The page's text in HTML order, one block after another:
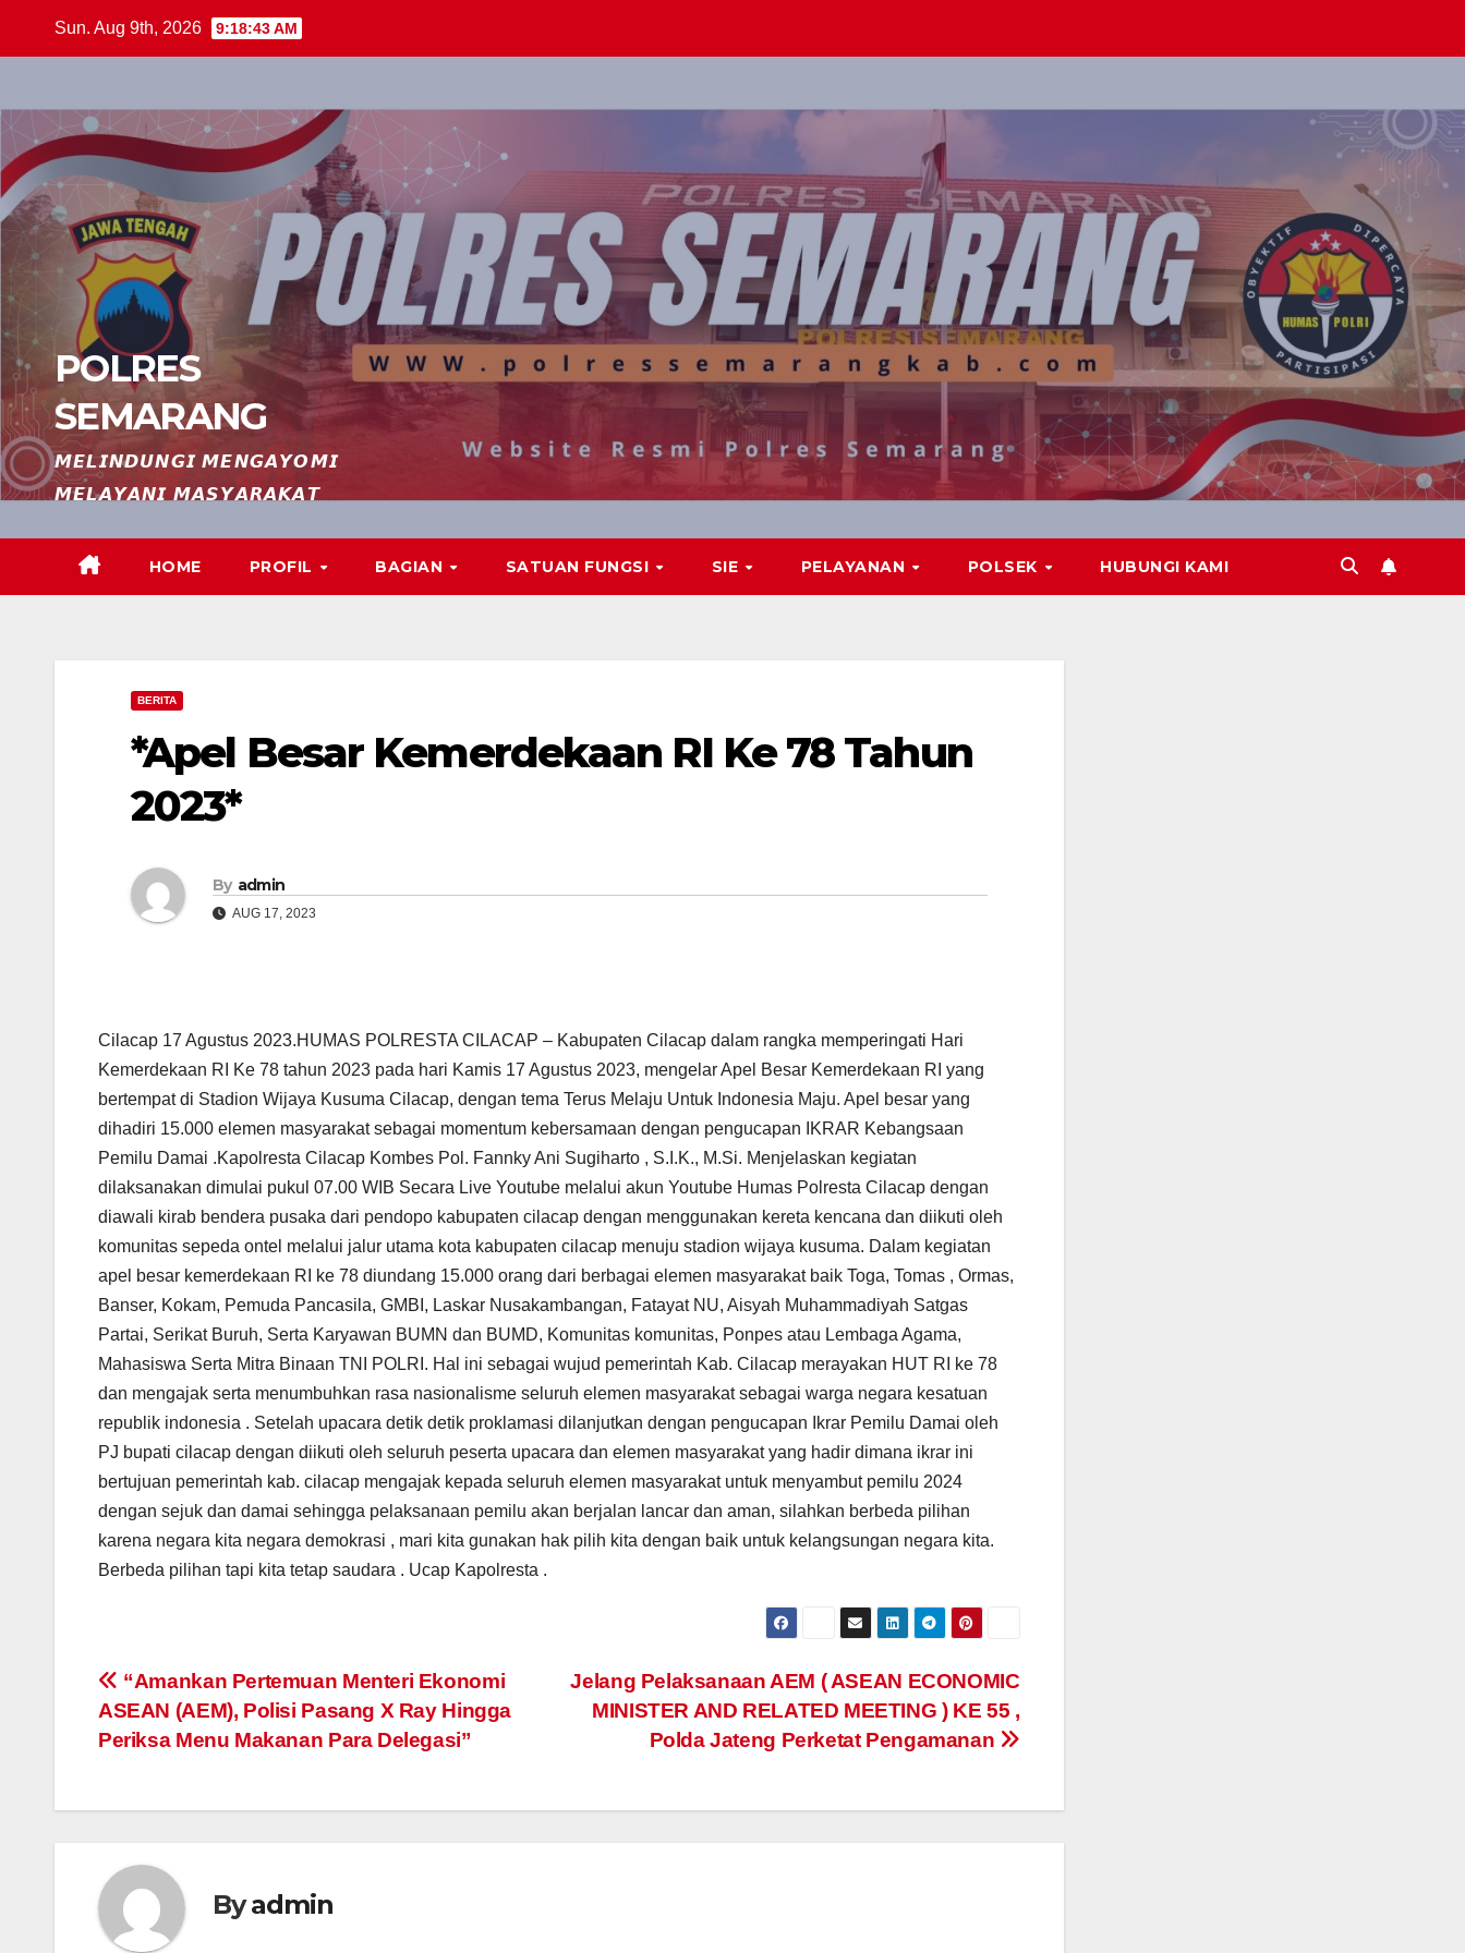
Sun. Aug 9th, 2026 9:18:44 AM
POLRES
SEMARANG
𝙈𝙀𝙇𝙄𝙉𝘿𝙐𝙉𝙂𝙄 𝙈𝙀𝙉𝙂𝘼𝙔𝙊𝙈𝙄
𝙈𝙀𝙇𝘼𝙔𝘼𝙉𝙄 𝙈𝘼𝙎𝙔𝘼𝙍𝘼𝙆𝘼𝙏
HOME PROFIL BAGIAN SATUAN FUNGSI SIE PELAYANAN POLSEK HUBUNGI KAMI
BERITA
*Apel Besar Kemerdekaan RI Ke 78 Tahun
2023*
By admin
AUG 17, 2023
Cilacap 17 Agustus 2023.HUMAS POLRESTA CILACAP – Kabupaten Cilacap dalam rangka memperingati Hari
Kemerdekaan RI Ke 78 tahun 2023 pada hari Kamis 17 Agustus 2023, mengelar Apel Besar Kemerdekaan RI yang
bertempat di Stadion Wijaya Kusuma Cilacap, dengan tema Terus Melaju Untuk Indonesia Maju. Apel besar yang
dihadiri 15.000 elemen masyarakat sebagai momentum kebersamaan dengan pengucapan IKRAR Kebangsaan
Pemilu Damai .Kapolresta Cilacap Kombes Pol. Fannky Ani Sugiharto , S.I.K., M.Si. Menjelaskan kegiatan
dilaksanakan dimulai pukul 07.00 WIB Secara Live Youtube melalui akun Youtube Humas Polresta Cilacap dengan
diawali kirab bendera pusaka dari pendopo kabupaten cilacap dengan menggunakan kereta kencana dan diikuti oleh
komunitas sepeda ontel melalui jalur utama kota kabupaten cilacap menuju stadion wijaya kusuma. Dalam kegiatan
apel besar kemerdekaan RI ke 78 diundang 15.000 orang dari berbagai elemen masyarakat baik Toga, Tomas , Ormas,
Banser, Kokam, Pemuda Pancasila, GMBI, Laskar Nusakambangan, Fatayat NU, Aisyah Muhammadiyah Satgas
Partai, Serikat Buruh, Serta Karyawan BUMN dan BUMD, Komunitas komunitas, Ponpes atau Lembaga Agama,
Mahasiswa Serta Mitra Binaan TNI POLRI. Hal ini sebagai wujud pemerintah Kab. Cilacap merayakan HUT RI ke 78
dan mengajak serta menumbuhkan rasa nasionalisme seluruh elemen masyarakat sebagai warga negara kesatuan
republik indonesia . Setelah upacara detik detik proklamasi dilanjutkan dengan pengucapan Ikrar Pemilu Damai oleh
PJ bupati cilacap dengan diikuti oleh seluruh peserta upacara dan elemen masyarakat yang hadir dimana ikrar ini
bertujuan pemerintah kab. cilacap mengajak kepada seluruh elemen masyarakat untuk menyambut pemilu 2024
dengan sejuk dan damai sehingga pelaksanaan pemilu akan berjalan lancar dan aman, silahkan berbeda pilihan
karena negara kita negara demokrasi , mari kita gunakan hak pilih kita dengan baik untuk kelangsungan negara kita.
Berbeda pilihan tapi kita tetap saudara . Ucap Kapolresta .
Post
navigation
Jelang Pelaksanaan AEM ( ASEAN ECONOMIC
MINISTER AND RELATED MEETING ) KE 55 ,
Polda Jateng Perketat Pengamanan
“Amankan Pertemuan Menteri Ekonomi
ASEAN (AEM), Polisi Pasang X Ray Hingga
Periksa Menu Makanan Para Delegasi”
Byadmin